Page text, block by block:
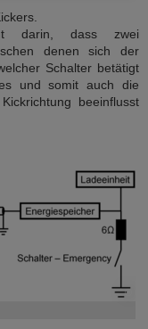
darin, dass zwei
denen sich der
Schalter betätigt
und somit auch die
beeinflusst
©